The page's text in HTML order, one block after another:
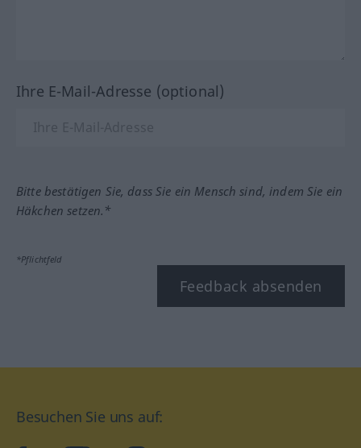
Ihre E-Mail-Adresse (optional)
Bitte bestätigen Sie, dass Sie ein Mensch sind, indem Sie ein
Häkchen setzen.*
*Pflichtfeld
Feedback absenden
Besuchen Sie uns auf: